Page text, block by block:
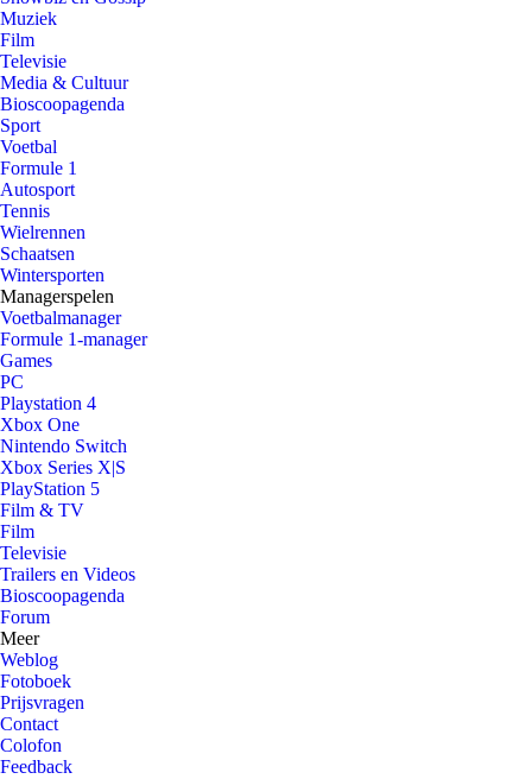
Muziek
Film
Televisie
Media & Cultuur
Bioscoopagenda
Sport
Voetbal
Formule 1
Autosport
Tennis
Wielrennen
Schaatsen
Wintersporten
Managerspelen
Voetbalmanager
Formule 1-manager
Games
PC
Playstation 4
Xbox One
Nintendo Switch
Xbox Series X|S
PlayStation 5
Film & TV
Film
Televisie
Trailers en Videos
Bioscoopagenda
Forum
Meer
Weblog
Fotoboek
Prijsvragen
Contact
Colofon
Feedback